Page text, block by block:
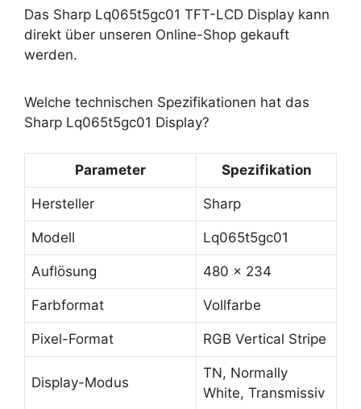
Das Sharp Lq065t5gc01 TFT-LCD Display kann
direkt über unseren Online-Shop gekauft
werden.
Welche technischen Spezifikationen hat das
Sharp Lq065t5gc01 Display?
Parameter Spezifikation
Hersteller Sharp
Modell Lq065t5gc01
Auflösung 480 x 234
Farbformat Vollfarbe
Pixel-Format RGB Vertical Stripe
Display-Modus
TN, Normally
White, Transmissiv